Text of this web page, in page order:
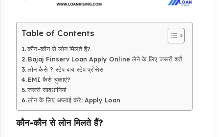
Table of Contents
कौन-कौन से लोन मिलते हैं?
Bajaj Finserv Loan Apply Online लेने के लिए जरूरी शर्तें
लोन कैसे ? स्टेप बाय स्टेप प्रोसेस
EMI कैसे चुकाएं?
जरूरी सावधानियां
लोन के लिए अप्लाई करे: Apply Loan
कौन-कौन से लोन मिलते हैं?